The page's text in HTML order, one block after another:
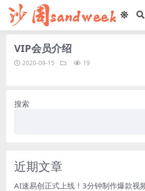
VIP会员介绍
2020-09-15 19
搜索
近期文章
AI速易创正式上线！3分钟制作爆款视